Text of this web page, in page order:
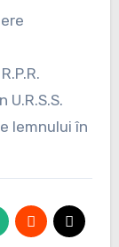
lemnului în